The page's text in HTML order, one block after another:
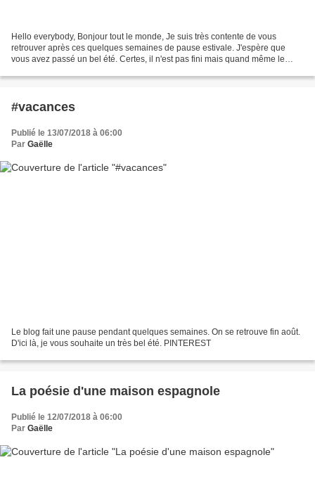
Hello everybody, Bonjour tout le monde, Je suis très contente de vous
retrouver après ces quelques semaines de pause estivale. J'espère que
vous avez passé un bel été. Certes, il n'est pas fini mais quand même le
#vacances
Publié le 13/07/2018 à 06:00
Par Gaëlle
Le blog fait une pause pendant quelques semaines. On se retrouve fin août.
D'ici là, je vous souhaite un très bel été. PINTEREST
La poésie d'une maison espagnole
Publié le 12/07/2018 à 06:00
Par Gaëlle